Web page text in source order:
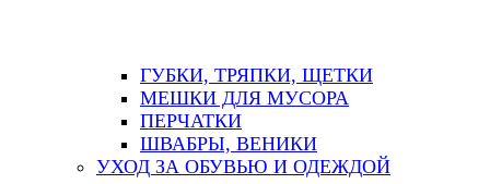
ГУБКИ, ТРЯПКИ, ЩЕТКИ
МЕШКИ ДЛЯ МУСОРА
ПЕРЧАТКИ
ШВАБРЫ, ВЕНИКИ
УХОД ЗА ОБУВЬЮ И ОДЕЖДОЙ